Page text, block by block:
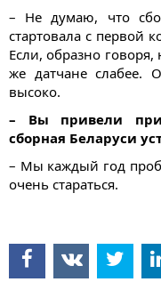
– Не думаю, что
стартовала с первой
Если, образно говоря,
же датчане слабее.
высоко.
– Вы привели
сборная Беларуси
– Мы каждый год
очень стараться.